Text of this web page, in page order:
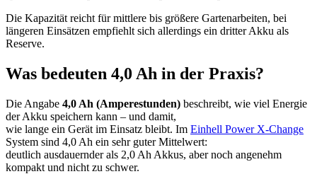
Die Kapazität reicht für mittlere bis größere Gartenarbeiten, bei
längeren Einsätzen empfiehlt sich allerdings ein dritter Akku als
Reserve.
Was bedeuten 4,0 Ah in der Praxis?
Die Angabe 4,0 Ah (Amperestunden) beschreibt, wie viel Energie
der Akku speichern kann – und damit,
wie lange ein Gerät im Einsatz bleibt. Im Einhell Power X-Change
System sind 4,0 Ah ein sehr guter Mittelwert:
deutlich ausdauernder als 2,0 Ah Akkus, aber noch angenehm
kompakt und nicht zu schwer.